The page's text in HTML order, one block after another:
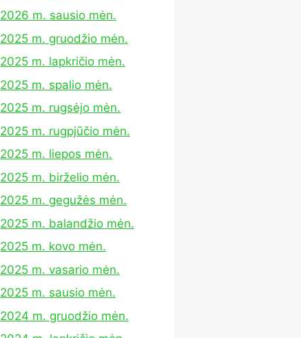
2026 m. sausio mėn.
2025 m. gruodžio mėn.
2025 m. lapkričio mėn.
2025 m. spalio mėn.
2025 m. rugsėjo mėn.
2025 m. rugpjūčio mėn.
2025 m. liepos mėn.
2025 m. birželio mėn.
2025 m. gegužės mėn.
2025 m. balandžio mėn.
2025 m. kovo mėn.
2025 m. vasario mėn.
2025 m. sausio mėn.
2024 m. gruodžio mėn.